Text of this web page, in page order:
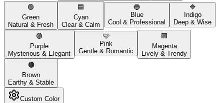
🟢
Green
Natural & Fresh
🟦
Cyan
Clear & Calm
🔵
Blue
Cool & Professional
🔷
Indigo
Deep & Wise
🟣
Purple
Mysterious & Elegant
🩷
Pink
Gentle & Romantic
🟪
Magenta
Lively & Trendy
🟤
Brown
Earthy & Stable
Custom Color